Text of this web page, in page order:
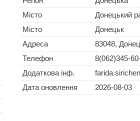
Місто
Донецький
Місто
Донецьк
Адреса
83048,
Телефон
8(062)345-
Додаткова інф.
Дата оновлення
2026-08-03